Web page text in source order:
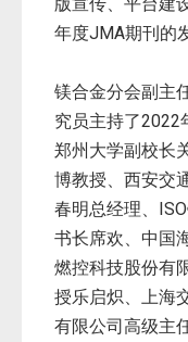
年度JMA期刊的
镁合金分会副主
究员主持了2022
郑州大学副校长
博教授、西安交
春明总经理、
书长席欢、中国
燃控科技股份有
授乐启炽、上海
有限公司高级主